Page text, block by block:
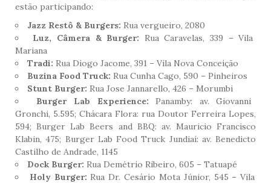
estão participando:
Jazz Restô & Burgers: Rua vergueiro, 2080
Luz, Câmera & Burger: Rua Caravelas, 339 – Vila
Mariana
Tradi: Rua Diogo Jacome, 391 – Vila Nova Conceição
Buzina Food Truck: Rua Cunha Cago, 590 – Pinheiros
Stunt Burger: Rua Jose Jannarello, 426 – Morumbi
Burger Lab
Experience: Panamby: av. Giovanni
Gronchi, 5.595; Chácara Flora: rua Doutor Ferreira Lopes,
594; Burger Lab Beers and BBQ: av. Mauricio Francisco
Klabin, 475; Burger Lab Food Truck Jundiaí: av. Benedicto
Castilho de Andrade, 1145
Dock Burger: Rua Demétrio Ribeiro, 605 – Tatuapé
Holy Burger: Rua Dr. Cesário Mota Júnior, 545 – Vila